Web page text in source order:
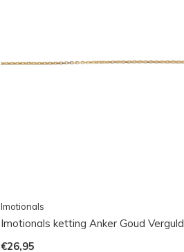
Imotionals
Imotionals ketting Anker Goud Verguld
€26,95